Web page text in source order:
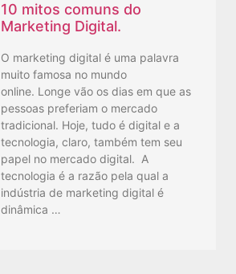
10 mitos comuns do
Marketing Digital.
O marketing digital é uma palavra
muito famosa no mundo
online. Longe vão os dias em que as
pessoas preferiam o mercado
tradicional. Hoje, tudo é digital e a
tecnologia, claro, também tem seu
papel no mercado digital. A
tecnologia é a razão pela qual a
indústria de marketing digital é
dinâmica …